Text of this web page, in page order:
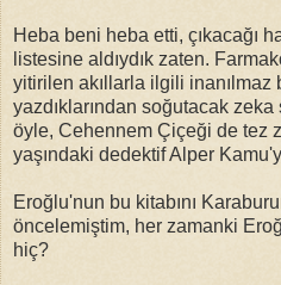
Heba beni heba etti, çıkacağı
listesine aldıydık zaten.
yitirilen akıllarla ilgili inanılmaz
yazdıklarından soğutacak
öyle, Cehennem Çiçeği de tez
yaşındaki dedektif Alper
Eroğlu'nun bu kitabını
öncelemiştim, her zamanki
hiç?